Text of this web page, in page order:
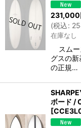
231,000
(税込:
在庫なし
スムー
グスの
の正規…
ボード /
[